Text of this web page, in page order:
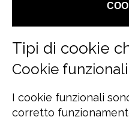
Tipi di cookie
Cookie funzionali
I cookie funzionali
corretto